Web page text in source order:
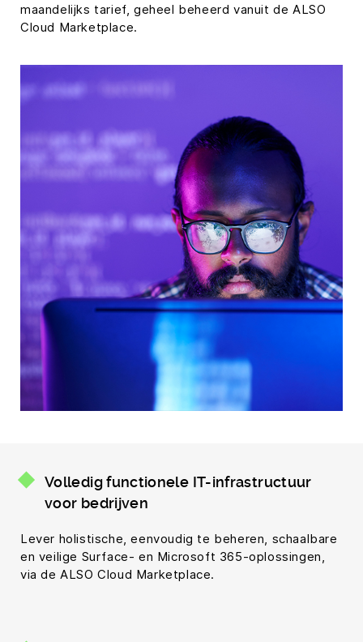
maandelijks tarief, geheel beheerd vanuit de ALSO
Cloud Marketplace.
Volledig functionele IT-infrastructuur
voor bedrijven
Lever holistische, eenvoudig te beheren, schaalbare
en veilige Surface- en Microsoft 365-oplossingen,
via de ALSO Cloud Marketplace.